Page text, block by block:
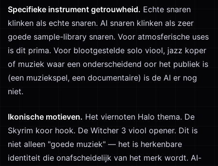
Specifieke instrument getrouwheid. Echte snaren
klinken als echte snaren. AI snaren klinken als zeer
goede sample-library snaren. Voor atmosferische uses
is dit prima. Voor blootgestelde solo viool, jazz koper
of muziek waar een onderscheidend oor het publiek is
(een muziekspel, een documentaire) is de AI er nog
niet.
Ikonische motieven. Het viernoten Halo thema. De
Skyrim koor hook. De Witcher 3 viool opener. Dit is
niet alleen "goede muziek" — het is herkenbare
identiteit die onafscheidelijk van het merk wordt. AI-